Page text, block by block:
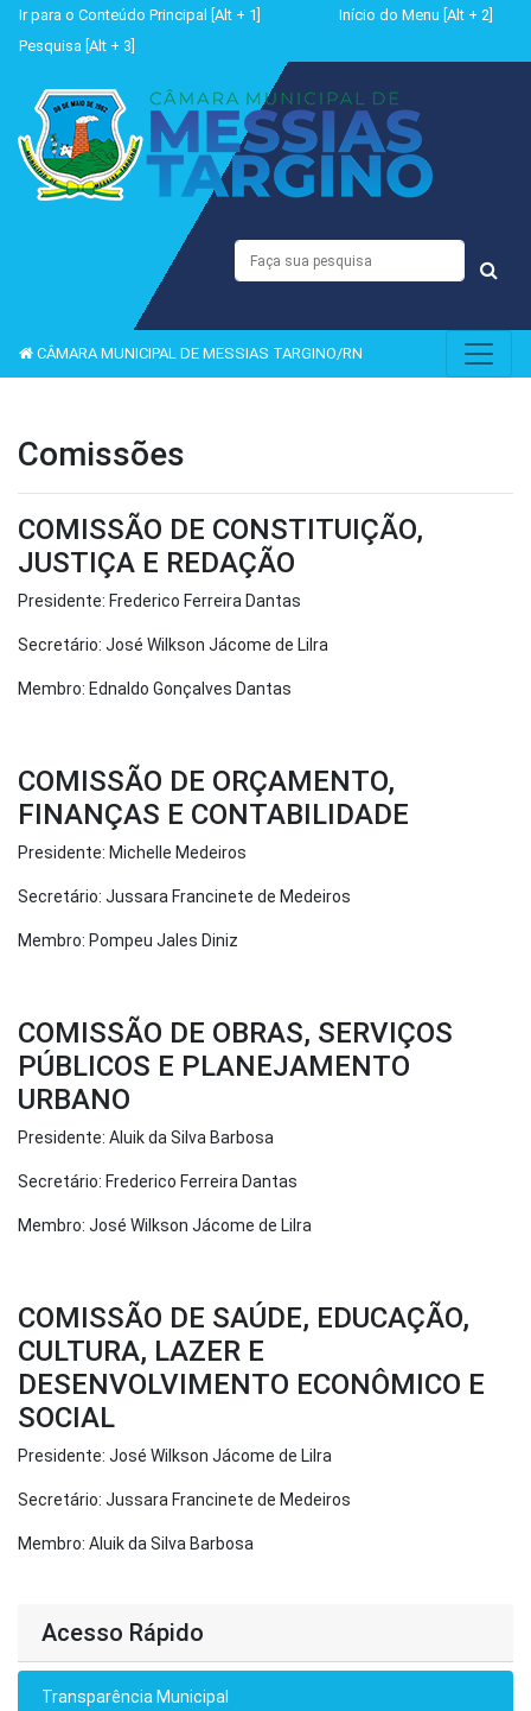
Ir para o Conteúdo Principal [Alt + 1]
Início do Menu [Alt + 2]
Pesquisa [Alt + 3]
CÂMARA MUNICIPAL DE MESSIAS TARGINO/RN
Comissões
COMISSÃO DE CONSTITUIÇÃO,
JUSTIÇA E REDAÇÃO
Presidente: Frederico Ferreira Dantas
Secretário: José Wilkson Jácome de Lilra
Membro: Ednaldo Gonçalves Dantas
COMISSÃO DE ORÇAMENTO,
FINANÇAS E CONTABILIDADE
Presidente: Michelle Medeiros
Secretário: Jussara Francinete de Medeiros
Membro: Pompeu Jales Diniz
COMISSÃO DE OBRAS, SERVIÇOS
PÚBLICOS E PLANEJAMENTO
URBANO
Presidente: Aluik da Silva Barbosa
Secretário: Frederico Ferreira Dantas
Membro: José Wilkson Jácome de Lilra
COMISSÃO DE SAÚDE, EDUCAÇÃO,
CULTURA, LAZER E
DESENVOLVIMENTO ECONÔMICO E
SOCIAL
Presidente: José Wilkson Jácome de Lilra
Secretário: Jussara Francinete de Medeiros
Membro: Aluik da Silva Barbosa
Acesso Rápido
Transparência Municipal